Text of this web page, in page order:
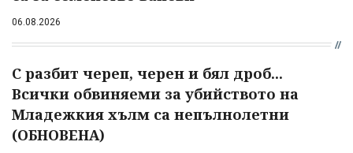
06.08.2026
С разбит череп, черен и бял дроб...
Всички обвиняеми за убийството на
Младежкия хълм са непълнолетни
(ОБНОВЕНА)